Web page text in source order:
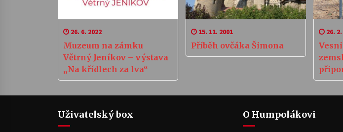
26. 6. 2022
Muzeum na zámku
Větrný Jeníkov – výstava
„Na křídlech za lva“
15. 11. 2001
Příběh ovčáka Šimona
26. 2.
Uživatelský box O Humpolákovi